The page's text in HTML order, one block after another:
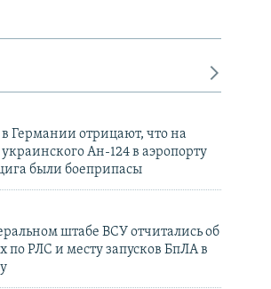
Германии отрицают, что на
украинского Ан-124 в аэропорту
были боеприпасы
штабе ВСУ отчитались об
по РЛС и месту запусков БпЛА в